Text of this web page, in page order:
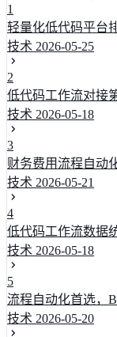
1
轻量化低代码平台
技术 2026-05-25
2
低代码工作流对接
技术 2026-05-18
3
财务费用流程自动
技术 2026-05-21
4
低代码工作流数据
技术 2026-05-18
5
流程自动化首选，
技术 2026-05-20